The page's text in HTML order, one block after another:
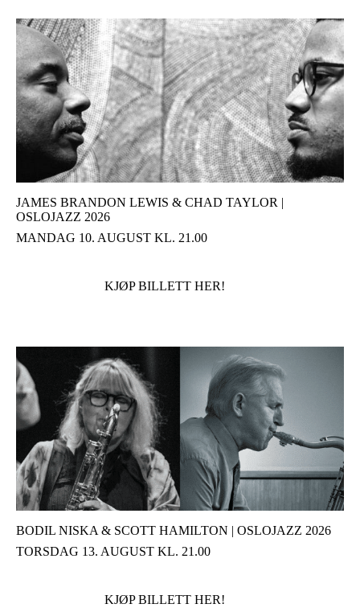
JAMES BRANDON LEWIS & CHAD TAYLOR |
OSLOJAZZ 2026
MANDAG 10. AUGUST KL. 21.00
KJØP BILLETT HER!
BODIL NISKA & SCOTT HAMILTON | OSLOJAZZ 2026
TORSDAG 13. AUGUST KL. 21.00
KJØP BILLETT HER!